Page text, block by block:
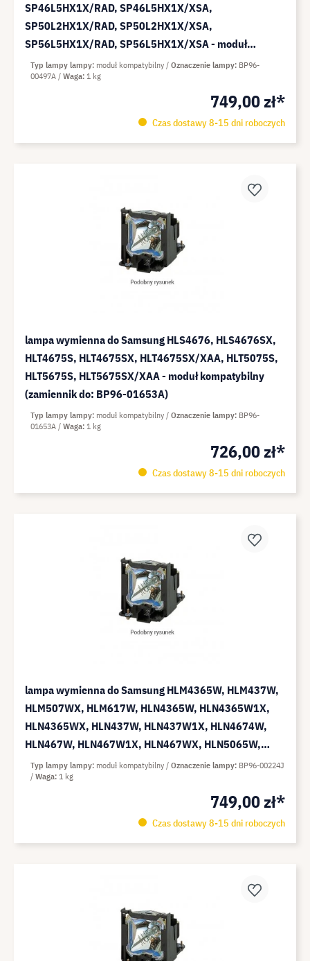
SP46L5HX1X/RAD, SP46L5HX1X/XSA,
SP50L2HX1X/RAD, SP50L2HX1X/XSA,
SP56L5HX1X/RAD, SP56L5HX1X/XSA - moduł
kompatybilny (zamiennik do: BP96-00497A)
749,00 zł*
Czas dostawy 8-15 dni roboczych
Typ lampy lampy moduł kompatybilny Oznaczenie lampy BP96-
00497A
Waga 1 kg
lampa wymienna do Samsung HLS4676, HLS4676SX,
HLT4675S, HLT4675SX, HLT4675SX/XAA, HLT5075S,
HLT5675S, HLT5675SX/XAA - moduł kompatybilny
(zamiennik do: BP96-01653A)
726,00 zł*
Czas dostawy 8-15 dni roboczych
Typ lampy lampy moduł kompatybilny Oznaczenie lampy BP96-
01653A
Waga 1 kg
lampa wymienna do Samsung HLM4365W, HLM437W,
HLM507WX, HLM617W, HLN4365W, HLN4365W1X,
HLN4365WX, HLN437W, HLN437W1X, HLN4674W,
HLN467W, HLN467W1X, HLN467WX, HLN5065W,
HLN5065W1X, HLN5065WX - moduł kompatybilny
(zamiennik do: BP96-00224J)
749,00 zł*
Czas dostawy 8-15 dni roboczych
Typ lampy lampy moduł kompatybilny Oznaczenie lampy BP96-00224J
Waga 1 kg